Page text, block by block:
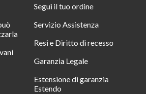
Segui il tuo ordine
Servizio Assistenza
Resi e Diritto di recesso
Garanzia Legale
Estensione di garanzia
Estendo